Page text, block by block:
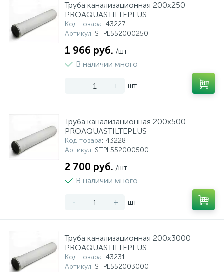
Труба канализационная 200x250
PROAQUASTILTEPLUS
Код товара: 43227
Артикул: STPL552000250
1 966 руб. /шт
В наличии много
- + шт
Труба канализационная 200x500
PROAQUASTILTEPLUS
Код товара: 43228
Артикул: STPL552000500
2 700 руб. /шт
В наличии много
- + шт
Труба канализационная 200x3000
PROAQUASTILTEPLUS
Код товара: 43231
Артикул: STPL552003000